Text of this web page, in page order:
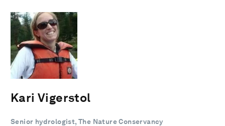
Kari Vigerstol
Senior hydrologist, The Nature Conservancy